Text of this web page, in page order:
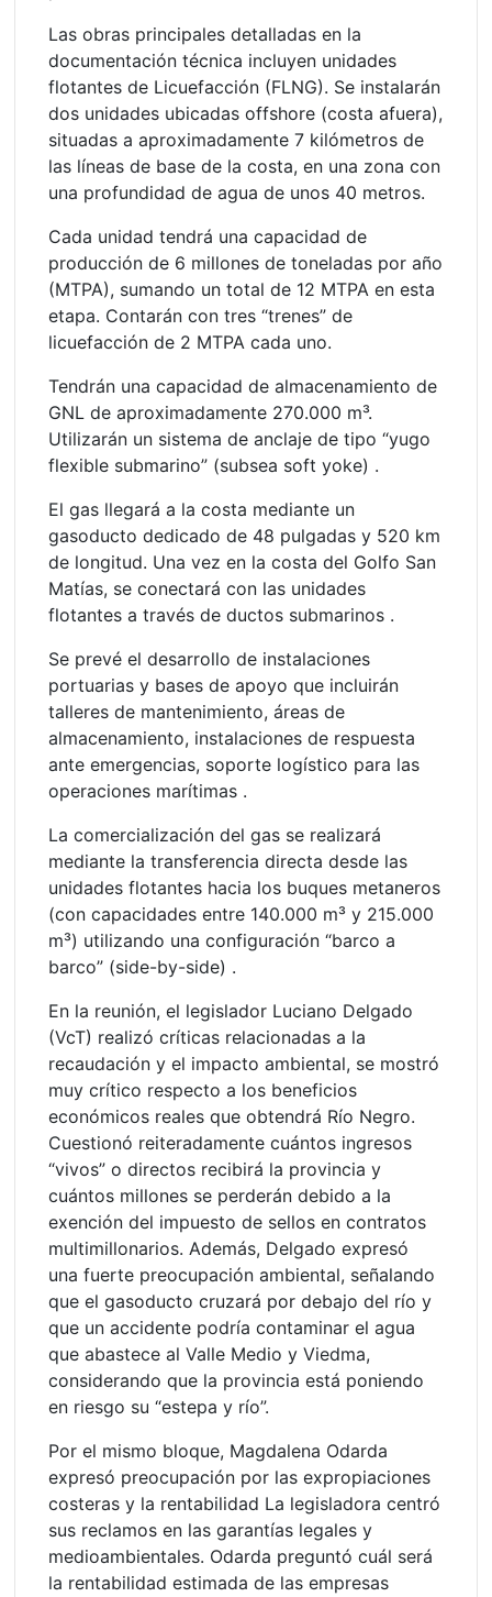
Las obras principales detalladas en la
documentación técnica incluyen unidades
flotantes de Licuefacción (FLNG). Se instalarán
dos unidades ubicadas offshore (costa afuera),
situadas a aproximadamente 7 kilómetros de
las líneas de base de la costa, en una zona con
una profundidad de agua de unos 40 metros.
Cada unidad tendrá una capacidad de
producción de 6 millones de toneladas por año
(MTPA), sumando un total de 12 MTPA en esta
etapa. Contarán con tres “trenes” de
licuefacción de 2 MTPA cada uno.
Tendrán una capacidad de almacenamiento de
GNL de aproximadamente 270.000 m³.
Utilizarán un sistema de anclaje de tipo “yugo
flexible submarino” (subsea soft yoke) .
El gas llegará a la costa mediante un
gasoducto dedicado de 48 pulgadas y 520 km
de longitud. Una vez en la costa del Golfo San
Matías, se conectará con las unidades
flotantes a través de ductos submarinos .
Se prevé el desarrollo de instalaciones
portuarias y bases de apoyo que incluirán
talleres de mantenimiento, áreas de
almacenamiento, instalaciones de respuesta
ante emergencias, soporte logístico para las
operaciones marítimas .
La comercialización del gas se realizará
mediante la transferencia directa desde las
unidades flotantes hacia los buques metaneros
(con capacidades entre 140.000 m³ y 215.000
m³) utilizando una configuración “barco a
barco” (side-by-side) .
En la reunión, el legislador Luciano Delgado
(VcT) realizó críticas relacionadas a la
recaudación y el impacto ambiental, se mostró
muy crítico respecto a los beneficios
económicos reales que obtendrá Río Negro.
Cuestionó reiteradamente cuántos ingresos
“vivos” o directos recibirá la provincia y
cuántos millones se perderán debido a la
exención del impuesto de sellos en contratos
multimillonarios. Además, Delgado expresó
una fuerte preocupación ambiental, señalando
que el gasoducto cruzará por debajo del río y
que un accidente podría contaminar el agua
que abastece al Valle Medio y Viedma,
considerando que la provincia está poniendo
en riesgo su “estepa y río”.
Por el mismo bloque, Magdalena Odarda
expresó preocupación por las expropiaciones
costeras y la rentabilidad La legisladora centró
sus reclamos en las garantías legales y
medioambientales. Odarda preguntó cuál será
la rentabilidad estimada de las empresas